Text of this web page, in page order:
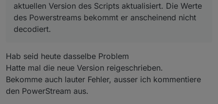
aktuellen Version des Scripts aktualisiert. Die Werte
des Powerstreams bekommt er anscheinend nicht
decodiert.
Hab seid heute dasselbe Problem
Hatte mal die neue Version reigeschrieben.
Bekomme auch lauter Fehler, ausser ich kommentiere
den PowerStream aus.